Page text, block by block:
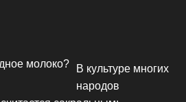
В культуре многих
народов